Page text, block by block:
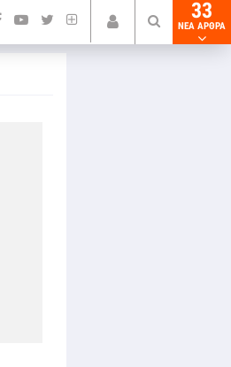
33
NEA ΑΡΘΡΑ